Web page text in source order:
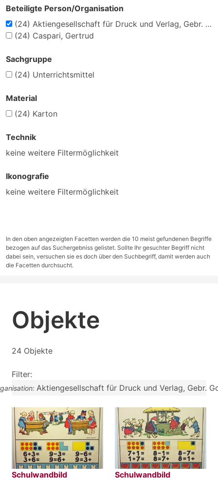
Beteiligte Person/Organisation
(24) Aktiengesellschaft für Druck und Verlag, Gebr. Gotthelft, Kassel
(24) Caspari, Gertrud
Sachgruppe
(24) Unterrichtsmittel
Material
(24) Karton
Technik
keine weitere Filtermöglichkeit
Ikonografie
keine weitere Filtermöglichkeit
In den oben angezeigten Facetten werden die 10 meist gefundenen Begriffe
bezogen auf das Suchergebniss gelistet. Sollte Ihr gesuchter Begriff nicht
dabei sein, versuchen sie es doch über den Suchbegriff, damit werden auch
die Facetten durchsucht.
Objekte
24 Objekte
Filter:
Aktiengesellschaft für Druck und Verlag, Gebr.
Schulwandbild
Schulwandbild